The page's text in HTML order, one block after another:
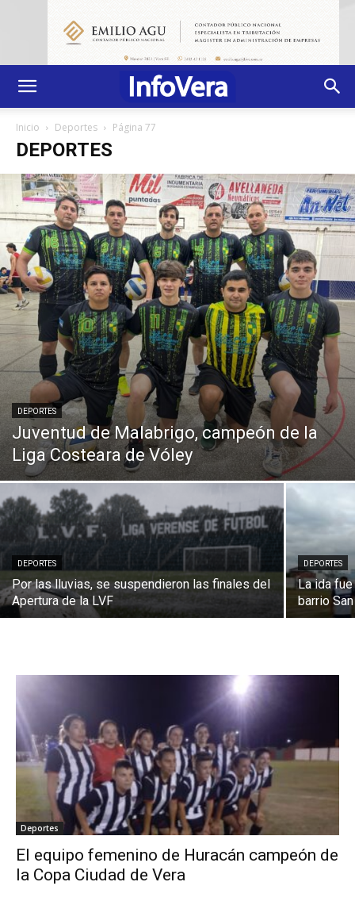
Inicio Deportes Página 77
DEPORTES
DEPORTES
Juventud de Malabrigo, campeón de la
Liga Costeara de Vóley
DEPORTES
Por las lluvias, se suspendieron las finales del
Apertura de la LVF
DEPORTES
La ida
barrio
Deportes
El equipo femenino de Huracán campeón de
la Copa Ciudad de Vera